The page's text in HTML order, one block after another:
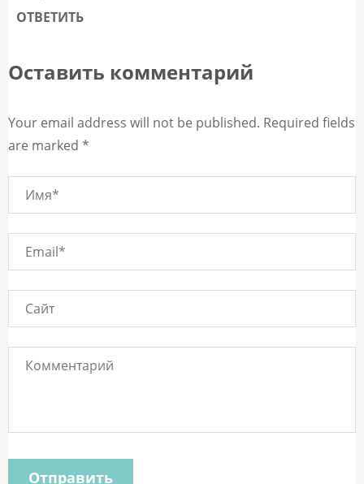
ОТВЕТИТЬ
Оставить комментарий
Your email address will not be published. Required fields
are marked *